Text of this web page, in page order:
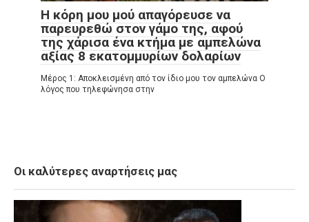
Η κόρη μου μού απαγόρευσε να
παρευρεθώ στον γάμο της, αφού
της χάρισα ένα κτήμα με αμπελώνα
αξίας 8 εκατομμυρίων δολαρίων
Μέρος 1: Αποκλεισμένη από τον ίδιο μου τον αμπελώνα Ο
λόγος που τηλεφώνησα στην
Οι καλύτερες αναρτήσεις μας